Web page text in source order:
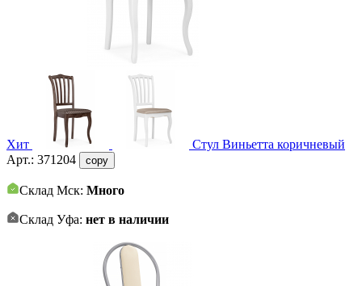
Хит
Стул Виньетта коричневый
Арт.: 371204 copy
Склад Мск: Много
Склад Уфа: нет в наличии